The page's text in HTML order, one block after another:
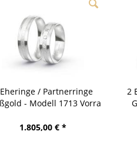
/ Partnerringe
- Modell 1713 Vorra
1.805,00 € *
2